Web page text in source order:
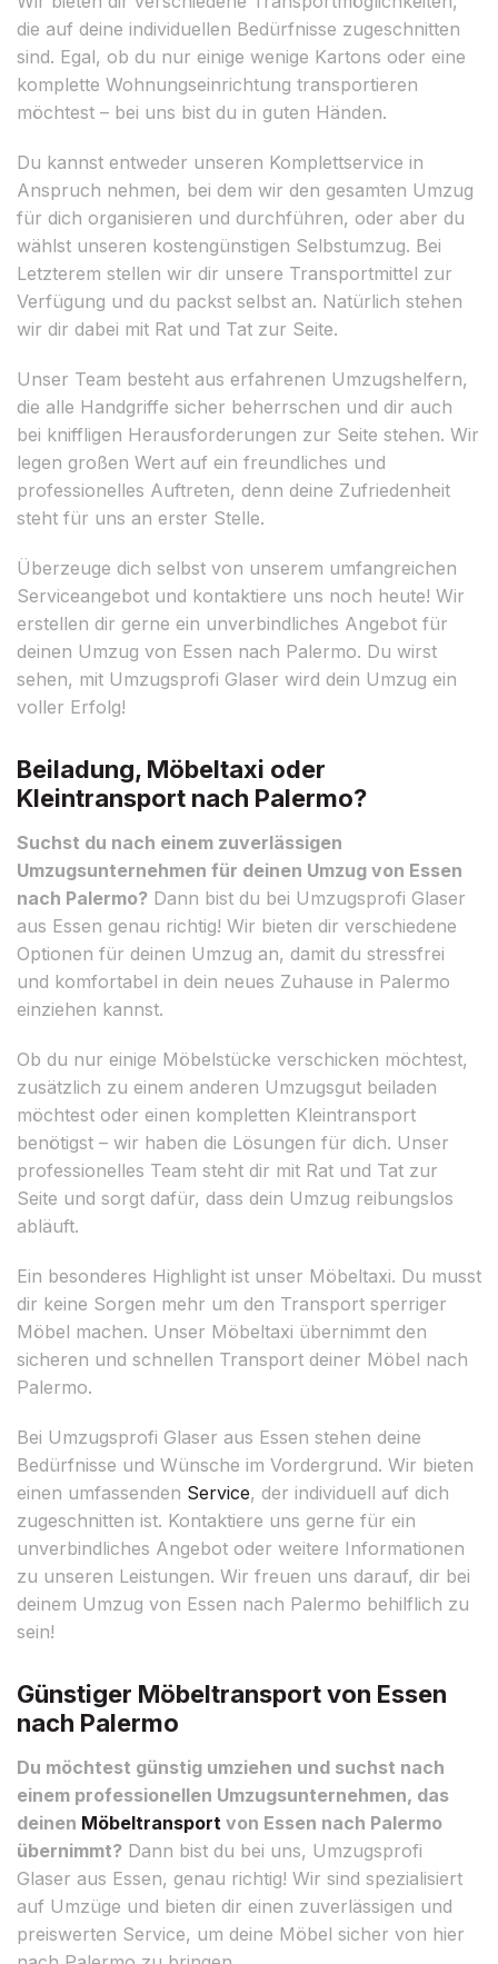
die auf deine individuellen Bedürfnisse zugeschnitten
sind. Egal, ob du nur einige wenige Kartons oder eine
komplette Wohnungseinrichtung transportieren
möchtest – bei uns bist du in guten Händen.
Du kannst entweder unseren Komplettservice in
Anspruch nehmen, bei dem wir den gesamten Umzug
für dich organisieren und durchführen, oder aber du
wählst unseren kostengünstigen Selbstumzug. Bei
Letzterem stellen wir dir unsere Transportmittel zur
Verfügung und du packst selbst an. Natürlich stehen
wir dir dabei mit Rat und Tat zur Seite.
Unser Team besteht aus erfahrenen Umzugshelfern,
die alle Handgriffe sicher beherrschen und dir auch
bei kniffligen Herausforderungen zur Seite stehen. Wir
legen großen Wert auf ein freundliches und
professionelles Auftreten, denn deine Zufriedenheit
steht für uns an erster Stelle.
Überzeuge dich selbst von unserem umfangreichen
Serviceangebot und kontaktiere uns noch heute! Wir
erstellen dir gerne ein unverbindliches Angebot für
deinen Umzug von Essen nach Palermo. Du wirst
sehen, mit Umzugsprofi Glaser wird dein Umzug ein
voller Erfolg!
Beiladung, Möbeltaxi oder
Kleintransport nach Palermo?
Suchst du nach einem zuverlässigen
Umzugsunternehmen für deinen Umzug von Essen
nach Palermo? Dann bist du bei Umzugsprofi Glaser
aus Essen genau richtig! Wir bieten dir verschiedene
Optionen für deinen Umzug an, damit du stressfrei
und komfortabel in dein neues Zuhause in Palermo
einziehen kannst.
Ob du nur einige Möbelstücke verschicken möchtest,
zusätzlich zu einem anderen Umzugsgut beiladen
möchtest oder einen kompletten Kleintransport
benötigst – wir haben die Lösungen für dich. Unser
professionelles Team steht dir mit Rat und Tat zur
Seite und sorgt dafür, dass dein Umzug reibungslos
abläuft.
Ein besonderes Highlight ist unser Möbeltaxi. Du musst
dir keine Sorgen mehr um den Transport sperriger
Möbel machen. Unser Möbeltaxi übernimmt den
sicheren und schnellen Transport deiner Möbel nach
Palermo.
Bei Umzugsprofi Glaser aus Essen stehen deine
Bedürfnisse und Wünsche im Vordergrund. Wir bieten
einen umfassenden Service, der individuell auf dich
zugeschnitten ist. Kontaktiere uns gerne für ein
unverbindliches Angebot oder weitere Informationen
zu unseren Leistungen. Wir freuen uns darauf, dir bei
deinem Umzug von Essen nach Palermo behilflich zu
sein!
Günstiger Möbeltransport von Essen
nach Palermo
Du möchtest günstig umziehen und suchst nach
einem professionellen Umzugsunternehmen, das
deinen Möbeltransport von Essen nach Palermo
übernimmt? Dann bist du bei uns, Umzugsprofi
Glaser aus Essen, genau richtig! Wir sind spezialisiert
auf Umzüge und bieten dir einen zuverlässigen und
preiswerten Service, um deine Möbel sicher von hier